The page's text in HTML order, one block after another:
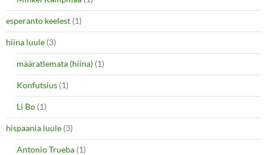
esperanto keelest (1)
hiina luule (3)
määratlemata (hiina) (1)
Konfutsius (1)
Li Bo (1)
hispaania luule (3)
Antonio Trueba (1)